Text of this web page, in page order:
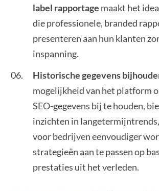
label rapportage maakt het
die professionele, branded
presenteren aan hun klanten
inspanning.
Historische gegevens
mogelijkheid van het platform
SEO-gegevens bij te houden,
inzichten in
voor bedrijven eenvoudiger
strategieën aan te passen op
prestaties uit het verleden.